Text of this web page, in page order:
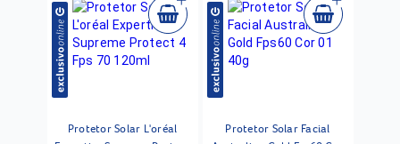
Protetor Solar L'oréal
Protetor Solar Facial